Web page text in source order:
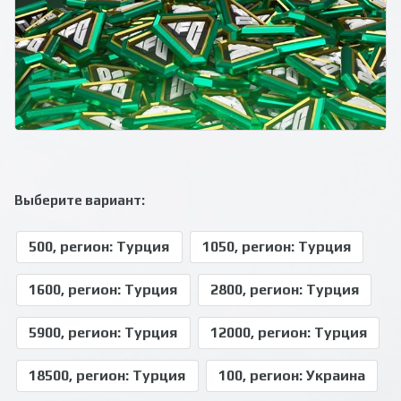
Выберите вариант:
500, регион: Турция 1050, регион: Турция
1600, регион: Турция 2800, регион: Турция
5900, регион: Турция 12000, регион: Турция
18500, регион: Турция 100, регион: Украина